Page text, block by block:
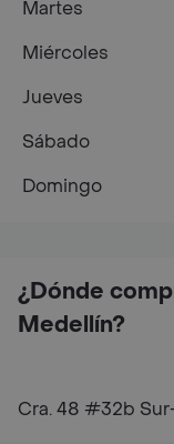
¿Dónde
Medellín?
Cra. 48 #32b
Martes
Miércoles
Jueves
Sábado
Domingo